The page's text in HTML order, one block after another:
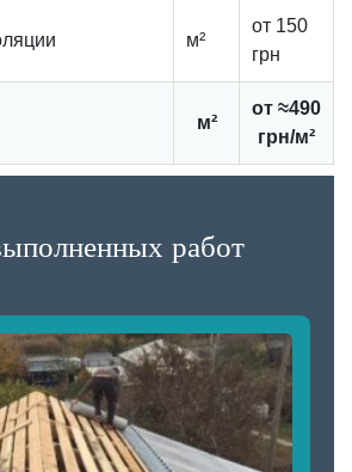
м²
от 150
грн
м²
от ≈490
грн/м²
работ